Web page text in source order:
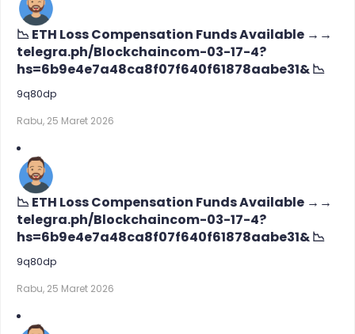
📉 ETH Loss Compensation Funds Available →→
telegra.ph/Blockchaincom-03-17-4?
hs=6b9e4e7a48ca8f07f640f61878aabe31& 📉
9q80dp
Rabu, 25 Maret 2026
📉 ETH Loss Compensation Funds Available →→
telegra.ph/Blockchaincom-03-17-4?
hs=6b9e4e7a48ca8f07f640f61878aabe31& 📉
9q80dp
Rabu, 25 Maret 2026